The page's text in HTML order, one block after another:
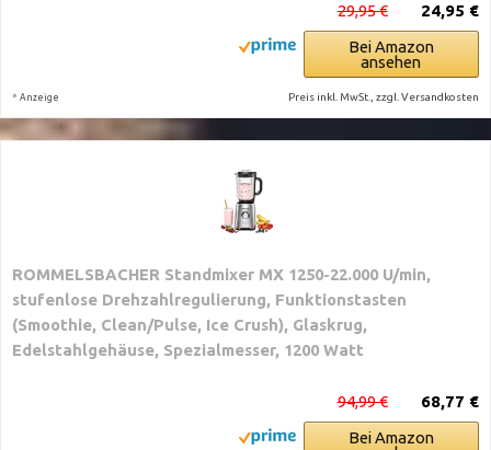
24,95 €
29,95 €
Bei Amazon
ansehen
* Anzeige Preis inkl. MwSt., zzgl. Versandkosten
ROMMELSBACHER Standmixer MX 1250-22.000 U/min,
stufenlose Drehzahlregulierung, Funktionstasten
(Smoothie, Clean/Pulse, Ice Crush), Glaskrug,
Edelstahlgehäuse, Spezialmesser, 1200 Watt
68,77 €
94,99 €
Bei Amazon